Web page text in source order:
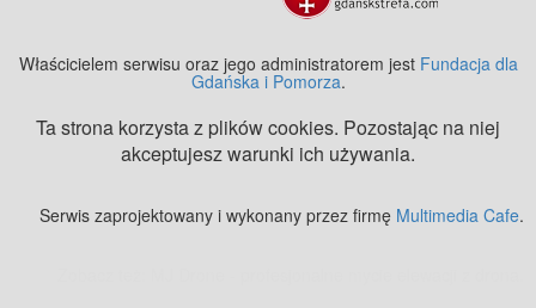
Właścicielem serwisu oraz jego administratorem jest Fundacja dla
Gdańska i Pomorza.
Ta strona korzysta z plików cookies. Pozostając na niej
akceptujesz warunki ich używania.
Serwis zaprojektowany i wykonany przez firmę Multimedia Cafe.